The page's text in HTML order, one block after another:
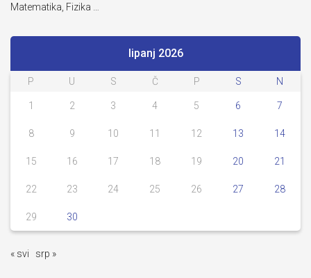
Matematika, Fizika …
lipanj 2026
P U S Č P S N
1 2 3 4 5 6 7
8 9 10 11 12 13 14
15 16 17 18 19 20 21
22 23 24 25 26 27 28
29 30
« svi srp »